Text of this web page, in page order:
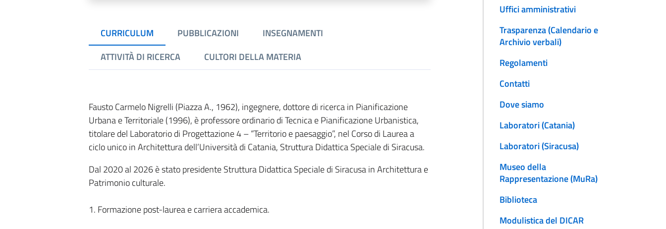
CURRICULUM PUBBLICAZIONI
INSEGNAMENTI
ATTIVITÀ DI RICERCA
CULTORI DELLA MATERIA
Fausto Carmelo Nigrelli (Piazza A., 1962), ingegnere, dottore di ricerca in Pianificazione
Urbana e Territoriale (1996), è professore ordinario di Tecnica e Pianificazione Urbanistica,
titolare del Laboratorio di Progettazione 4 – “Territorio e paesaggio”, nel Corso di Laurea a
ciclo unico in Architettura dell’Università di Catania, Struttura Didattica Speciale di Siracusa.
Dal 2020 al 2026 è stato presidente Struttura Didattica Speciale di Siracusa in Architettura e
Patrimonio culturale.
1. Formazione post-laurea e carriera accademica.
Uffici amministrativi
Trasparenza (Calendario e
Archivio verbali)
Regolamenti
Contatti
Dove siamo
Laboratori (Catania)
Laboratori (Siracusa)
Museo della
Rappresentazione (MuRa)
Biblioteca
Modulistica del DICAR